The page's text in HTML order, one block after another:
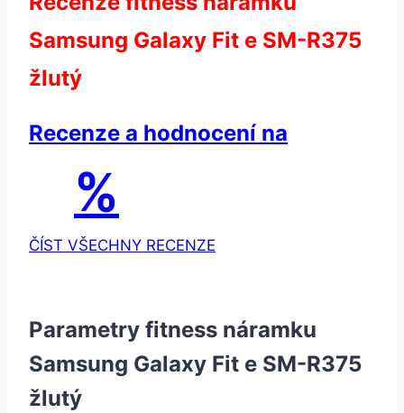
Samsung Galaxy Fit e SM-R375
žlutý
Recenze a hodnocení na
%
ČÍST VŠECHNY RECENZE
Parametry fitness náramku
Samsung Galaxy Fit e SM-R375
žlutý